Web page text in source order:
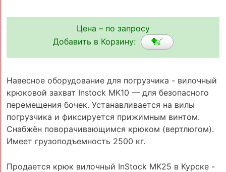
Цена – по запросу
Добавить в Корзину:
Навесное оборудование для погрузчика - вилочный
крюковой захват Instock MK10 — для безопасного
перемещения бочек. Устанавливается на вилы
погрузчика и фиксируется прижимным винтом.
Снабжён поворачивающимся крюком (вертлюгом).
Имеет грузоподъемность 2500 кг.
Продается крюк вилочный InStock MK25 в Курске -